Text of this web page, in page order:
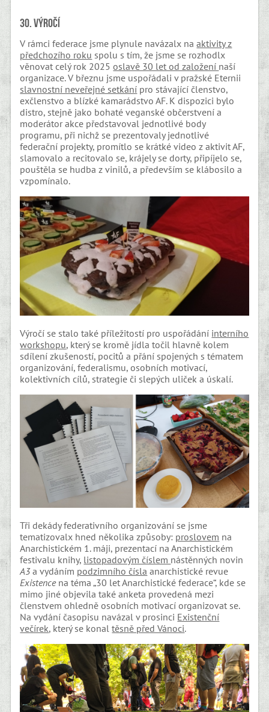
30. výročí
V rámci federace jsme plynule navázalx naaktivity z
předchozího roku spolu s tím, že jsme se rozhodlx
věnovat celý rok 2025oslavě 30 let od založení naší
organizace. V březnu jsme uspořádali v pražské Eternii
slavnostní neveřejné setkání pro stávající členstvo,
exčlenstvo a blízké kamarádstvo AF. K dispozici bylo
distro, stejně jako bohaté veganské občerstvení a
moderátor akce představoval jednotlivé body
programu, při nichž se prezentovaly jednotlivé
federační projekty, promítlo se krátké video z aktivit AF,
slamovalo a recitovalo se, krájely se dorty, připíjelo se,
pouštěla se hudba z vinilů, a především se klábosilo a
vzpomínalo.
Výročí se stalo také příležitostí pro uspořádání interního
workshopu, který se kromě jídla točil hlavně kolem
sdílení zkušeností, pocitů a přání spojených s tématem
organizování, federalismu, osobních motivací,
kolektivních cílů, strategie či slepých uliček a úskalí.
Tři dekády federativního organizování se jsme
tematizovalx hned několika způsoby: proslovem na
Anarchistickém 1. máji, prezentací na Anarchistickém
festivalu knihy, listopadovým číslem nástěnných novin
A3a vydáním podzimního čísla anarchistické revue
Existencena téma „30 let Anarchistické federace“, kde se
mimo jiné objevila také anketa provedená mezi
členstvem ohledně osobních motivací organizovat se.
Na vydání časopisu navázal v prosinci Existenční
večírek, který se konaltěsně před Vánoci.